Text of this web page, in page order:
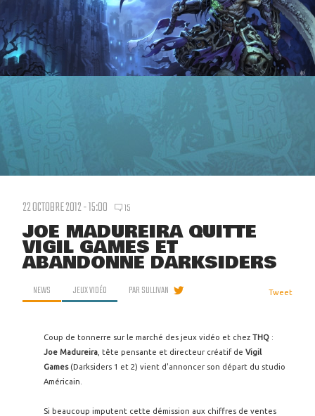
22 OCTOBRE 2012 - 15:00 15
JOE MADUREIRA QUITTE
VIGIL GAMES ET
ABANDONNE DARKSIDERS
NEWS JEUX VIDÉO PARSULLIVAN Tweet
Coup de tonnerre sur le marché des jeux vidéo et chez THQ :
Joe Madureira , tête pensante et directeur créatif de Vigil
Games(Darksiders 1 et 2) vient d'annoncer son départ du studio
Américain.
Si beaucoup imputent cette démission aux chiffres de ventes